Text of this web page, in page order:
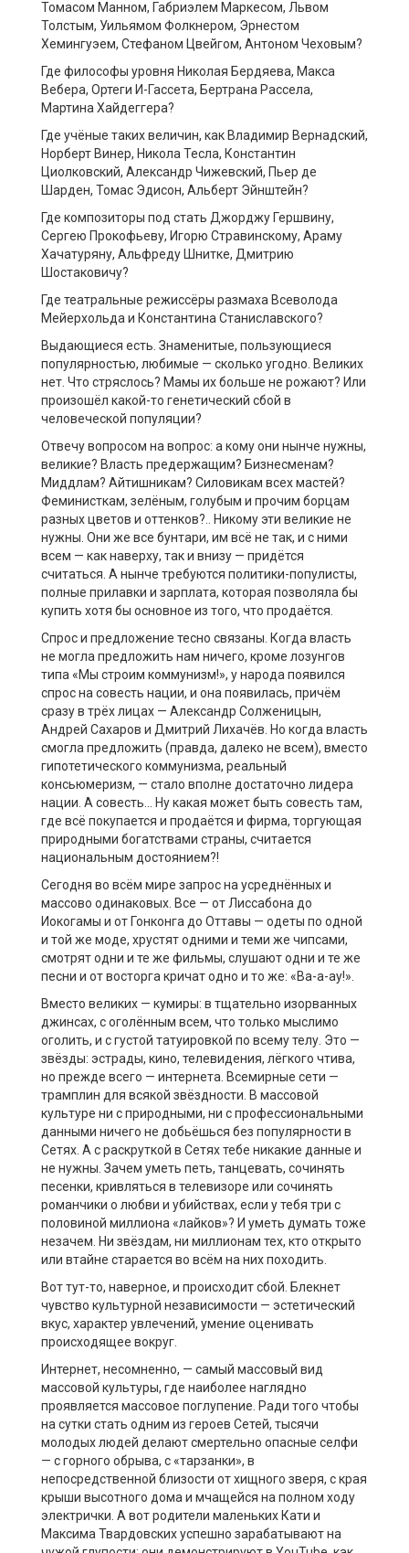
Томасом Манном, Габриэлем Маркесом, Львом
Толстым, Уильямом Фолкнером, Эрнестом
Хемингуэем, Стефаном Цвейгом, Антоном Чеховым?
Где философы уровня Николая Бердяева, Макса
Вебера, Ортеги И-Гассета, Бертрана Рассела,
Мартина Хайдеггера?
Где учёные таких величин, как Владимир Вернадский,
Норберт Винер, Никола Тесла, Константин
Циолковский, Александр Чижевский, Пьер де
Шарден, Томас Эдисон, Альберт Эйнштейн?
Где композиторы под стать Джорджу Гершвину,
Сергею Прокофьеву, Игорю Стравинскому, Араму
Хачатуряну, Альфреду Шнитке, Дмитрию
Шостаковичу?
Где театральные режиссёры размаха Всеволода
Мейерхольда и Константина Станиславского?
Выдающиеся есть. Знаменитые, пользующиеся
популярностью, любимые — сколько угодно. Великих
нет. Что стряслось? Мамы их больше не рожают? Или
произошёл какой-то генетический сбой в
человеческой популяции?
Отвечу вопросом на вопрос: а кому они нынче нужны,
великие? Власть предержащим? Бизнесменам?
Миддлам? Айтишникам? Силовикам всех мастей?
Феминисткам, зелёным, голубым и прочим борцам
разных цветов и оттенков?.. Никому эти великие не
нужны. Они же все бунтари, им всё не так, и с ними
всем — как наверху, так и внизу — придётся
считаться. А нынче требуются политики-популисты,
полные прилавки и зарплата, которая позволяла бы
купить хотя бы основное из того, что продаётся.
Спрос и предложение тесно связаны. Когда власть
не могла предложить нам ничего, кроме лозунгов
типа «Мы строим коммунизм!», у народа появился
спрос на совесть нации, и она появилась, причём
сразу в трёх лицах — Александр Солженицын,
Андрей Сахаров и Дмитрий Лихачёв. Но когда власть
смогла предложить (правда, далеко не всем), вместо
гипотетического коммунизма, реальный
консьюмеризм, — стало вполне достаточно лидера
нации. А совесть… Ну какая может быть совесть там,
где всё покупается и продаётся и фирма, торгующая
природными богатствами страны, считается
национальным достоянием?!
Сегодня во всём мире запрос на усреднённых и
массово одинаковых. Все — от Лиссабона до
Иокогамы и от Гонконга до Оттавы — одеты по одной
и той же моде, хрустят одними и теми же чипсами,
смотрят одни и те же фильмы, слушают одни и те же
песни и от восторга кричат одно и то же: «Ва-а-ау!».
Вместо великих — кумиры: в тщательно изорванных
джинсах, с оголённым всем, что только мыслимо
оголить, и с густой татуировкой по всему телу. Это —
звёзды: эстрады, кино, телевидения, лёгкого чтива,
но прежде всего — интернета. Всемирные сети —
трамплин для всякой звёздности. В массовой
культуре ни с природными, ни с профессиональными
данными ничего не добьёшься без популярности в
Сетях. А с раскруткой в Сетях тебе никакие данные и
не нужны. Зачем уметь петь, танцевать, сочинять
песенки, кривляться в телевизоре или сочинять
романчики о любви и убийствах, если у тебя три с
половиной миллиона «лайков»? И уметь думать тоже
незачем. Ни звёздам, ни миллионам тех, кто открыто
или втайне старается во всём на них походить.
Вот тут-то, наверное, и происходит сбой. Блекнет
чувство культурной независимости — эстетический
вкус, характер увлечений, умение оценивать
происходящее вокруг.
Интернет, несомненно, — самый массовый вид
массовой культуры, где наиболее наглядно
проявляется массовое поглупение. Ради того чтобы
на сутки стать одним из героев Сетей, тысячи
молодых людей делают смертельно опасные селфи
— с горного обрыва, с «тарзанки», в
непосредственной близости от хищного зверя, с края
крыши высотного дома и мчащейся на полном ходу
электрички. А вот родители маленьких Кати и
Максима Твардовских успешно зарабатывают на